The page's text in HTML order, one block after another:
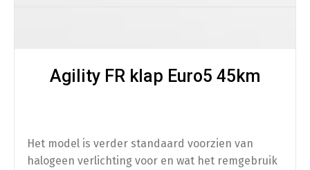
Telefoonhouder +€50.00 )
Bescherming
Agility FR klap Euro5 45km
Het model is verder standaard voorzien van
halogeen verlichting voor en wat het remgebruik